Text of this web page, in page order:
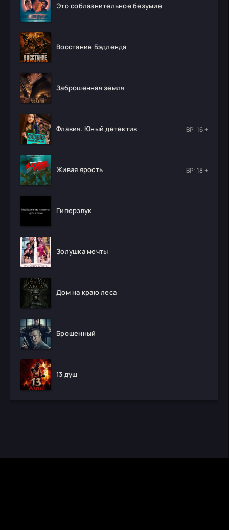
Это соблазнительное безумие
Восстание Бэдленда
Заброшенная земля
Флавия. Юный детектив ВР: 16 +
Живая ярость ВР: 18 +
Гиперзвук
Золушка мечты
Дом на краю леса
Брошенный
13 душ